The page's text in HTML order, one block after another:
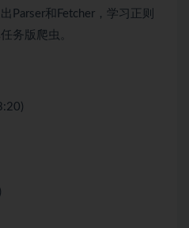
Parser和Fetcher，学习正则
务版爬虫。